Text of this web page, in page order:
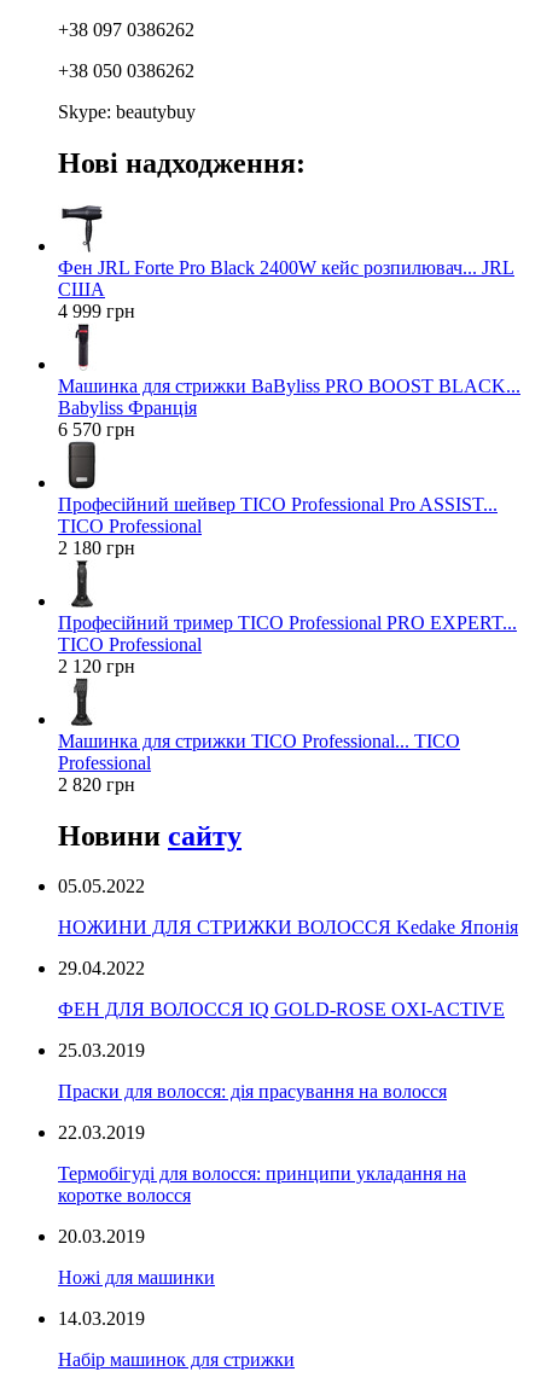
+38 097 0386262
+38 050 0386262
Skype: beautybuy
Нові надходження:
Фен JRL Forte Pro Black 2400W кейс розпилювач... JRL
США
4 999 грн
Машинка для стрижки BaByliss PRO BOOST BLACK...
Babyliss Франція
6 570 грн
Професійний шейвер TICO Professional Pro ASSIST...
TICO Professional
2 180 грн
Професійний тример TICO Professional PRO EXPERT...
TICO Professional
2 120 грн
Машинка для стрижки TICO Professional... TICO
Professional
2 820 грн
Новини сайту
05.05.2022
НОЖИНИ ДЛЯ СТРИЖКИ ВОЛОССЯ Kedake Японія
29.04.2022
ФЕН ДЛЯ ВОЛОССЯ IQ GOLD-ROSE OXI-ACTIVE
25.03.2019
Праски для волосся: дія прасування на волосся
22.03.2019
Термобігуді для волосся: принципи укладання на
коротке волосся
20.03.2019
Ножі для машинки
14.03.2019
Набір машинок для стрижки